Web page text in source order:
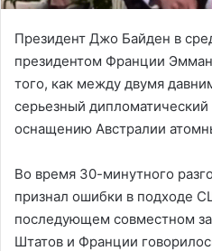
Президент Джо Байден в
президентом Франции
того, как между двумя
серьезный дипломатический
оснащению Австралии
Во время 30-минутного
признал ошибки в подходе
последующем совместном
Штатов и Франции